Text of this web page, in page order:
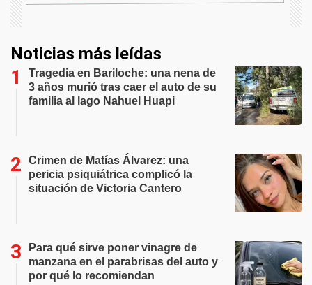
Noticias más leídas
Tragedia en Bariloche: una nena de
3 años murió tras caer el auto de su
familia al lago Nahuel Huapi
Crimen de Matías Álvarez: una
pericia psiquiátrica complicó la
situación de Victoria Cantero
Para qué sirve poner vinagre de
manzana en el parabrisas del auto y
por qué lo recomiendan